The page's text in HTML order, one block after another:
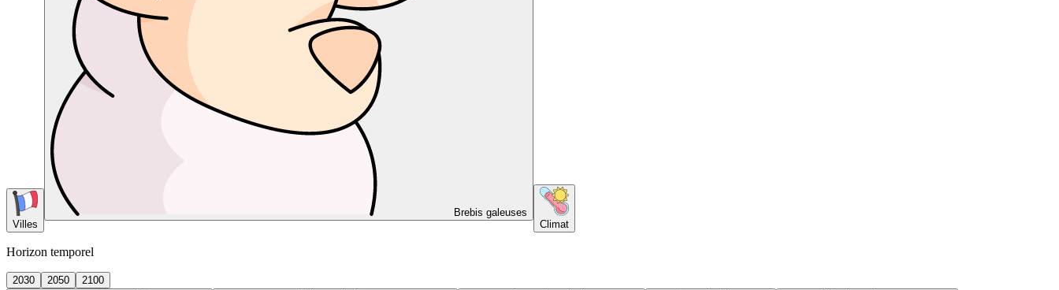
Villes
Brebis galeuses
Climat
Horizon temporel
2030 2050
2100